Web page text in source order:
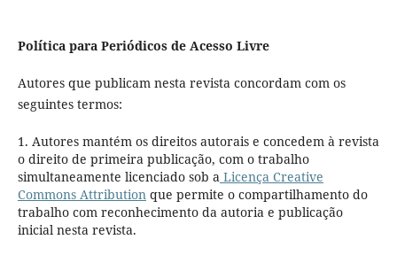
Política para Periódicos de Acesso Livre
Autores que publicam nesta revista concordam com os
seguintes termos:
1. Autores mantém os direitos autorais e concedem à revista
o direito de primeira publicação, com o trabalho
simultaneamente licenciado sob aLicença Creative
Commons Attributionque permite o compartilhamento do
trabalho com reconhecimento da autoria e publicação
inicial nesta revista.